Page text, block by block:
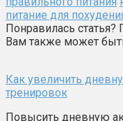
питание для
Понравилась статья?
Вам также может
Как увеличить
тренировок
Повысить дневную